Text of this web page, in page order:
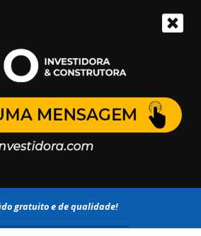
gratuito e de qualidade!